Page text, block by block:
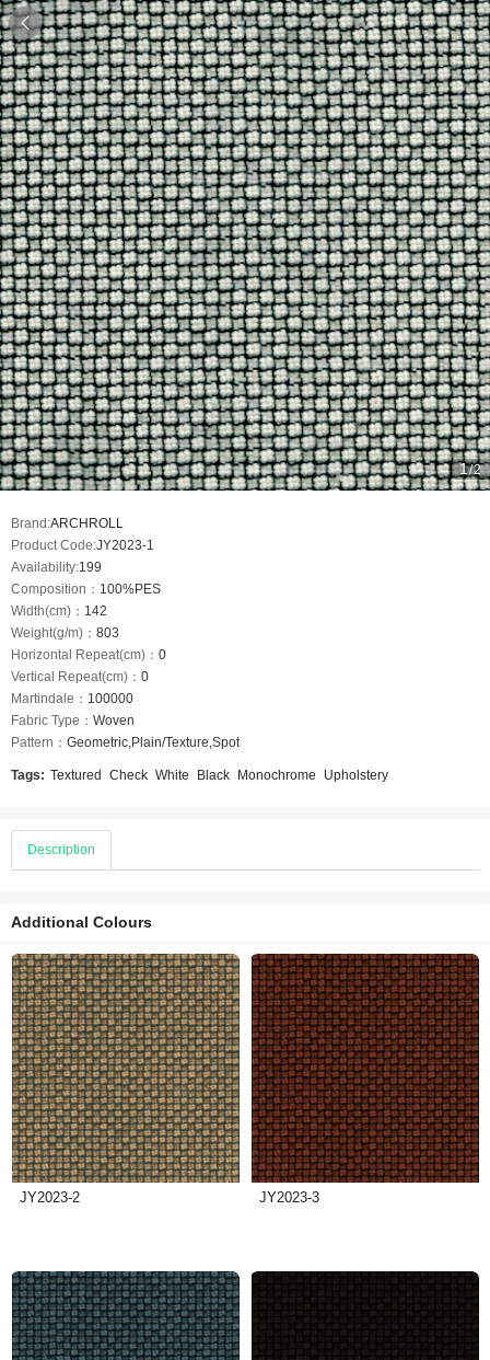

1/2
Brand:ARCHROLL
Product Code:JY2023-1
Availability:199
Composition： 100%PES
Width(cm)： 142
Weight(g/m)： 803
Horizontal Repeat(cm)： 0
Vertical Repeat(cm)： 0
Martindale： 100000
Fabric Type： Woven
Pattern： Geometric,Plain/Texture,Spot
Tags: Textured Check White Black Monochrome Upholstery
Description
Additional Colours
JY2023-2 JY2023-3